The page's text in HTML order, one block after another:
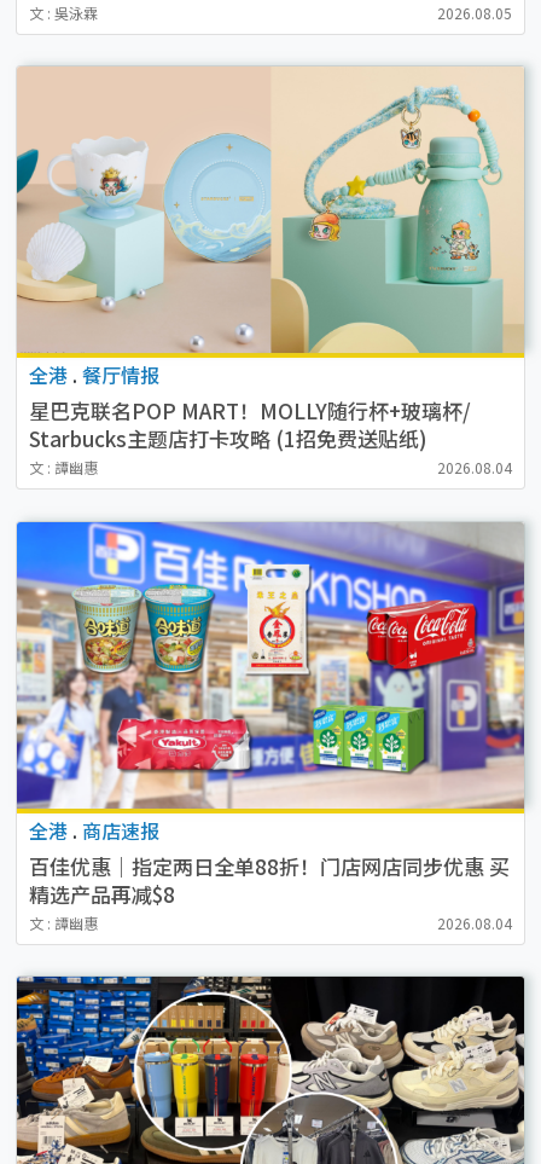
文 : 吳泳霖 2026.08.05
全港 . 餐厅情报
星巴克联名POP MART！MOLLY随行杯+玻璃杯/
Starbucks主题店打卡攻略 (1招免费送贴纸)
文 : 譚幽惠 2026.08.04
全港 . 商店速报
百佳优惠｜指定两日全单88折！门店网店同步优惠 买
精选产品再减$8
文 : 譚幽惠 2026.08.04